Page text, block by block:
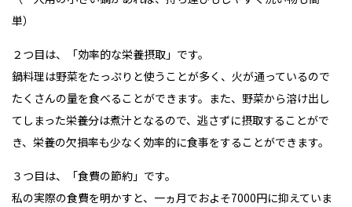
単）
２つ目は、「効率的な栄養摂取」です。
鍋料理は野菜をたっぷりと使うことが多く、火が通っているので
たくさんの量を食べることができます。また、野菜から溶け出し
てしまった栄養分は煮汁となるので、逃さずに摂取することがで
き、栄養の欠損率も少なく効率的に食事をすることができます。
３つ目は、「食費の節約」です。
私の実際の食費を明かすと、一ヵ月でおよそ7000円に抑えていま